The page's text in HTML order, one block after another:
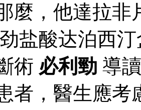
麼，他達拉
盐酸达泊西
術 必利勁 導
者，醫生應考